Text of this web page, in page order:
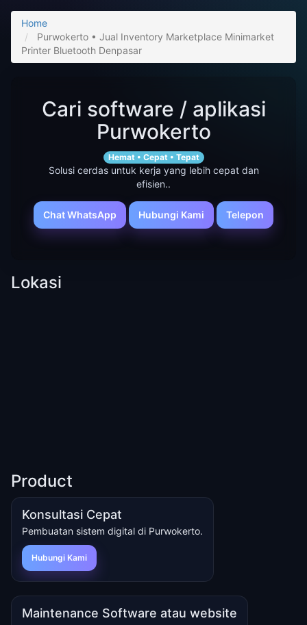
Home
Purwokerto • Jual Inventory Marketplace Minimarket
Printer Bluetooth Denpasar
Cari software / aplikasi
Purwokerto
Hemat • Cepat • Tepat
Solusi cerdas untuk kerja yang lebih cepat dan
efisien..
Chat WhatsApp Hubungi Kami Telepon
Lokasi
Product
Konsultasi Cepat
Pembuatan sistem digital di Purwokerto.
Hubungi Kami
Maintenance Software atau website